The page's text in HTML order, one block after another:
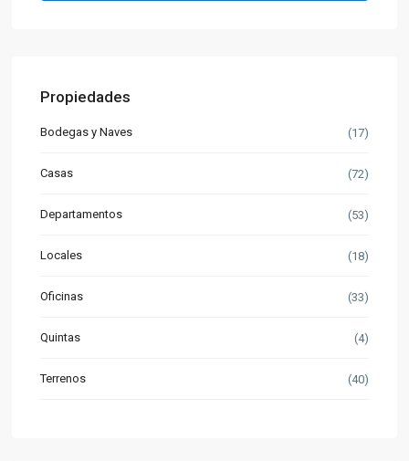
Propiedades
Bodegas y Naves (17)
Casas (72)
Departamentos (53)
Locales (18)
Oficinas (33)
Quintas (4)
Terrenos (40)